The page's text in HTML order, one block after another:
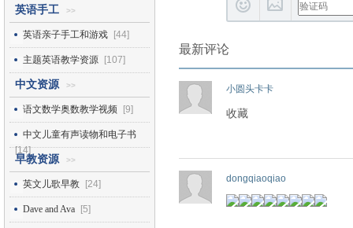
英语手工 >>
英语亲子手工和游戏 [44]
主题英语教学资源 [107]
中文资源 >>
语文数学奥数教学视频 [9]
中文儿童有声读物和电子书
[14]
早教资源 >>
英文儿歌早教 [24]
Dave and Ava [5]
最新评论
小圆头卡卡
收藏
dongqiaoqiao